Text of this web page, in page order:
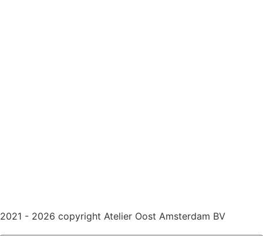
2021 - 2026 copyright Atelier Oost Amsterdam BV